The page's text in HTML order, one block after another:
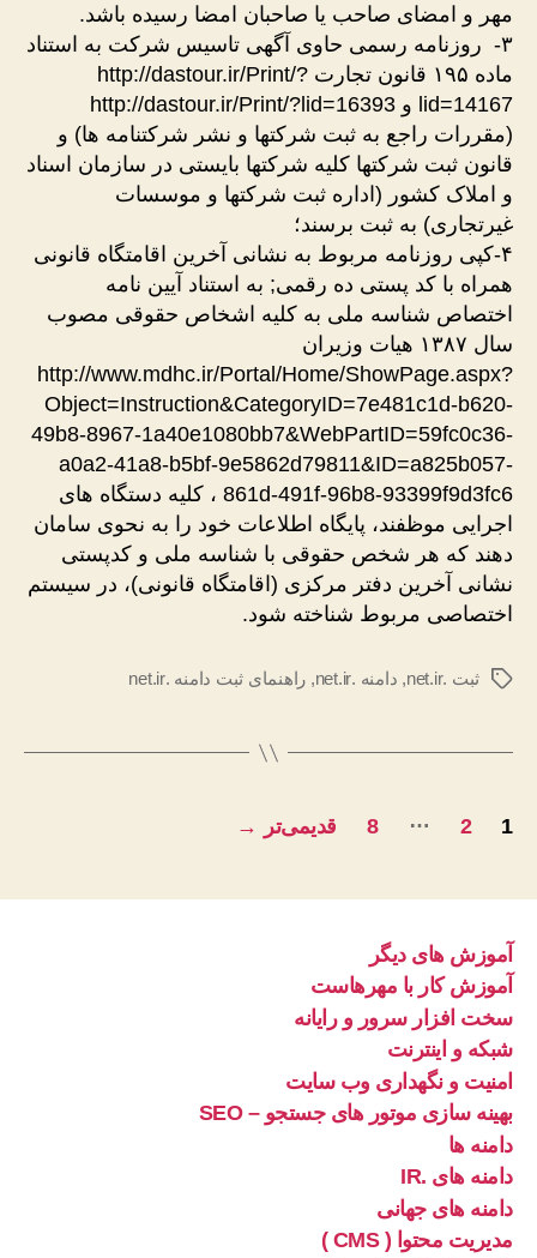
مهر و امضای صاحب یا صاحبان امضا رسیده باشد.
۳- روزنامه رسمی حاوی آگهی تاسیس شرکت به استناد
ماده ۱۹۵ قانون تجارت http://dastour.ir/Print/?
lid=14167 و http://dastour.ir/Print/?lid=16393
(مقررات راجع به ثبت شرکتها و نشر شرکتنامه ها) و
قانون ثبت شرکتها کلیه شرکتها بایستی در سازمان اسناد
و املاک کشور (اداره ثبت شرکتها و موسسات
غیرتجاری) به ثبت برسند؛
۴-کپی روزنامه مربوط به نشانی‌ آخرین اقامتگاه قانونی‌
همراه با کد پستی ده رقمی‌; به استناد آیین نامه
اختصاص شناسه ملی به کلیه اشخاص حقوقی مصوب
سال ۱۳۸۷ هیات وزیران
http://www.mdhc.ir/Portal/Home/ShowPage.aspx?
Object=Instruction&CategoryID=7e481c1d-b620-
49b8-8967-1a40e1080bb7&WebPartID=59fc0c36-
a0a2-41a8-b5bf-9e5862d79811&ID=a825b057-
861d-491f-96b8-93399f9d3fc6 ، کلیه دستگاه های
اجرایی موظفند، پایگاه اطلاعات خود را به نحوی سامان
دهند که هر شخص حقوقی با شناسه ملی و کدپستی
نشانی آخرین دفتر مرکزی (اقامتگاه قانونی)، در سیستم
اختصاصی مربوط شناخته شود.
برچسب‌ها
ثبت .net.ir , دامنه .net.ir , راهنمای ثبت دامنه .net.ir
راهبری1
2
…
8 قدیمی‌تر →
آموزش های دیگر
آموزش کار با مهرهاست
سخت افزار سرور و رایانه
شبکه و اینترنت
امنیت و نگهداری وب سایت
بهینه سازی موتور های جستجو – SEO
دامنه ها
دامنه های .IR
دامنه های جهانی
مدیریت محتوا ( CMS )